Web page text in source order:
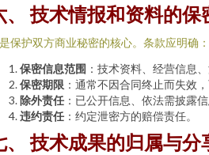
、 技术情报和资料的保
保护双方商业秘密的核心。条款应明确：
保密信息范围 ：技术资料、经营信息
保密期限 ：通常不因合同终止而失效
除外责任 ：已公开信息、依法需披露信
违约责任 ：约定泄密方的赔偿责任。
、 技术成果的归属与分